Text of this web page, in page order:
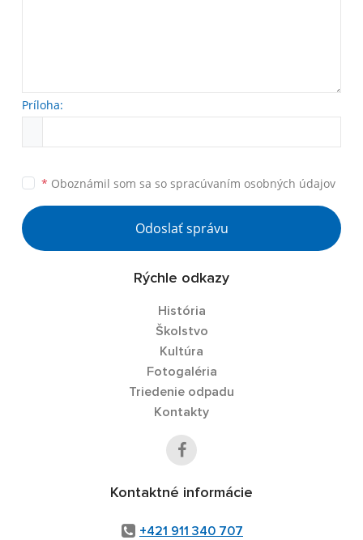
Príloha:
* Oboznámil som sa so spracúvaním osobných údajov
Odoslať správu
Rýchle odkazy
História
Školstvo
Kultúra
Fotogaléria
Triedenie odpadu
Kontakty
Kontaktné informácie
+421 911 340 707